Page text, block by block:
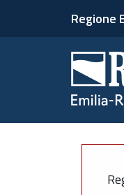
Regione